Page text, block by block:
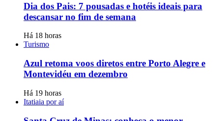
Dia dos Pais: 7 pousadas e hotéis ideais para
descansar no fim de semana
Há 18 horas
Turismo
Azul retoma voos diretos entre Porto Alegre e
Montevidéu em dezembro
Há 19 horas
Itatiaia por aí